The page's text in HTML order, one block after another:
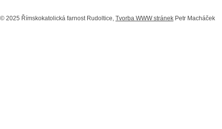
© 2025 Římskokatolická farnost Rudoltice, Tvorba WWW stránek Petr Macháček